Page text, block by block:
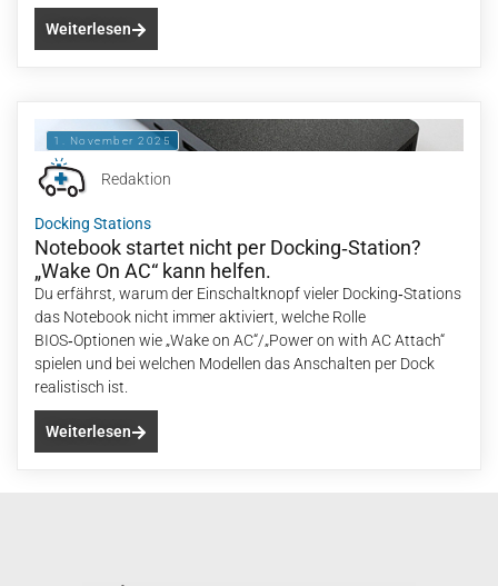
Weiterlesen
1. November 2025
Redaktion
Docking Stations
Notebook startet nicht per Docking‑Station?
„Wake On AC“ kann helfen.
Du erfährst, warum der Einschaltknopf vieler Docking‑Stations
das Notebook nicht immer aktiviert, welche Rolle
BIOS‑Optionen wie „Wake on AC“/„Power on with AC Attach“
spielen und bei welchen Modellen das Anschalten per Dock
realistisch ist.
Weiterlesen